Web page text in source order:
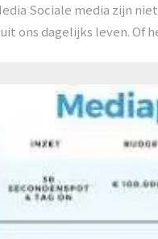
Sociale media zijn
ons dagelijks leven. Of